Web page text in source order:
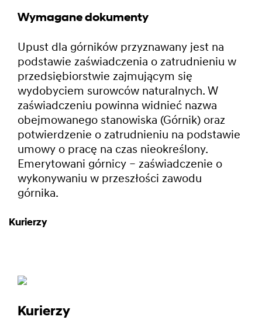
Wymagane dokumenty
Upust dla górników przyznawany jest na
podstawie zaświadczenia o zatrudnieniu w
przedsiębiorstwie zajmującym się
wydobyciem surowców naturalnych. W
zaświadczeniu powinna widnieć nazwa
obejmowanego stanowiska (Górnik) oraz
potwierdzenie o zatrudnieniu na podstawie
umowy o pracę na czas nieokreślony.
Emerytowani górnicy – zaświadczenie o
wykonywaniu w przeszłości zawodu
górnika.
Kurierzy
Kurierzy